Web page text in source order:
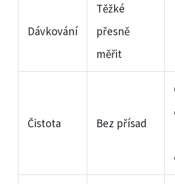
Dávkování
Těžké
přesně
měřit
Čistota Bez přísad